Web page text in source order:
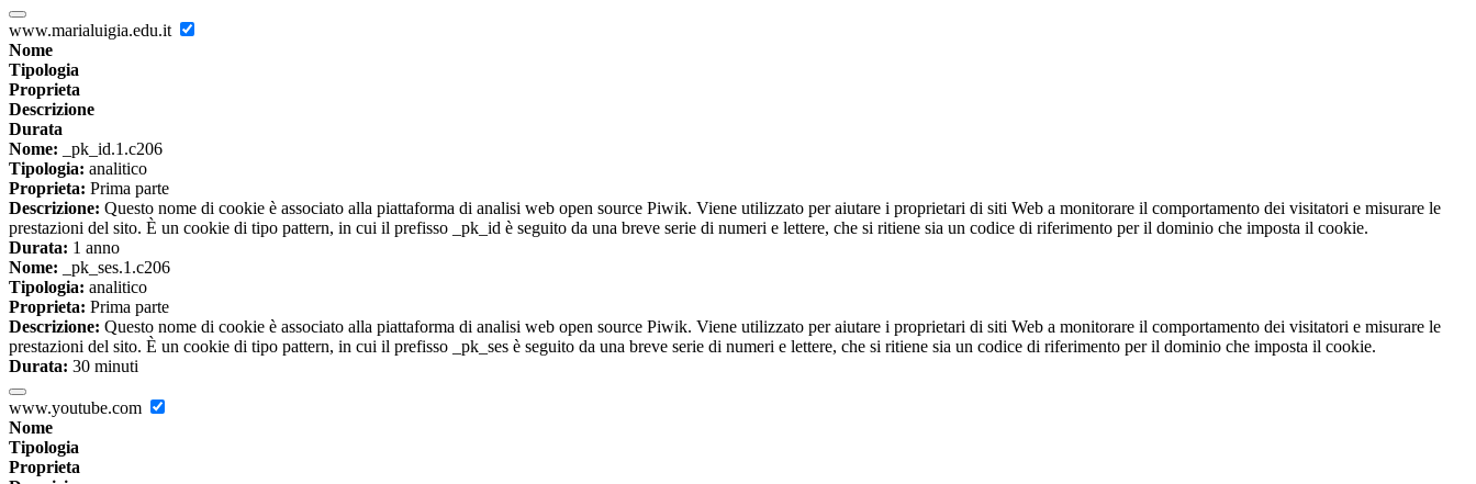
www.marialuigia.edu.it
Nome
Tipologia
Proprieta
Descrizione
Durata
Nome: _pk_id.1.c206
Tipologia: analitico
Proprieta: Prima parte
Descrizione: Questo nome di cookie è associato alla piattaforma di analisi web open source Piwik. Viene utilizzato per aiutare i proprietari di siti Web a monitorare il comportamento dei visitatori e misurare le
prestazioni del sito. È un cookie di tipo pattern, in cui il prefisso _pk_id è seguito da una breve serie di numeri e lettere, che si ritiene sia un codice di riferimento per il dominio che imposta il cookie.
Durata: 1 anno
Nome: _pk_ses.1.c206
Tipologia: analitico
Proprieta: Prima parte
Descrizione: Questo nome di cookie è associato alla piattaforma di analisi web open source Piwik. Viene utilizzato per aiutare i proprietari di siti Web a monitorare il comportamento dei visitatori e misurare le
prestazioni del sito. È un cookie di tipo pattern, in cui il prefisso _pk_ses è seguito da una breve serie di numeri e lettere, che si ritiene sia un codice di riferimento per il dominio che imposta il cookie.
Durata: 30 minuti
www.youtube.com
Nome
Tipologia
Proprieta